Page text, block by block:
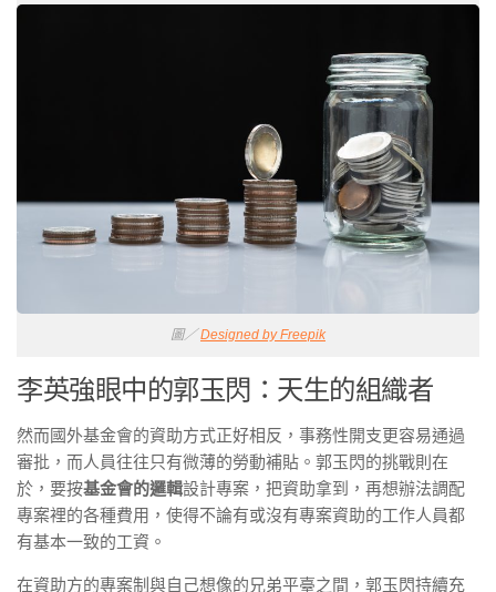
圖／Designed by Freepik
李英強眼中的郭玉閃：天生的組織者
然而國外基金會的資助方式正好相反，事務性開支更容易通過
審批，而人員往往只有微薄的勞動補貼。郭玉閃的挑戰則在
於，要按基金會的邏輯設計專案，把資助拿到，再想辦法調配
專案裡的各種費用，使得不論有或沒有專案資助的工作人員都
有基本一致的工資。
在資助方的專案制與自己想像的兄弟平臺之間，郭玉閃持續充